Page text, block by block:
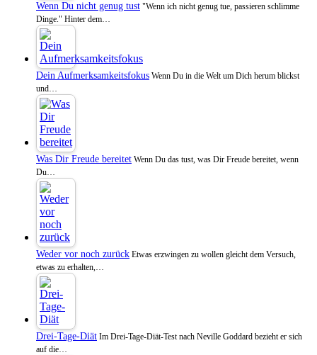
Wenn Du nicht genug tust "Wenn ich nicht genug tue, passieren schlimme
Dinge." Hinter dem…
Dein Aufmerksamkeitsfokus Wenn Du in die Welt um Dich herum blickst
und…
Was Dir Freude bereitet Wenn Du das tust, was Dir Freude bereitet, wenn
Du…
Weder vor noch zurück Etwas erzwingen zu wollen gleicht dem Versuch,
etwas zu erhalten,…
Drei-Tage-Diät Im Drei-Tage-Diät-Test nach Neville Goddard bezieht er sich
auf die…